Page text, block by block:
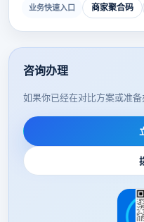
业务快速入口 商家聚合码
咨询办理
如果你已经在对比方案或准备